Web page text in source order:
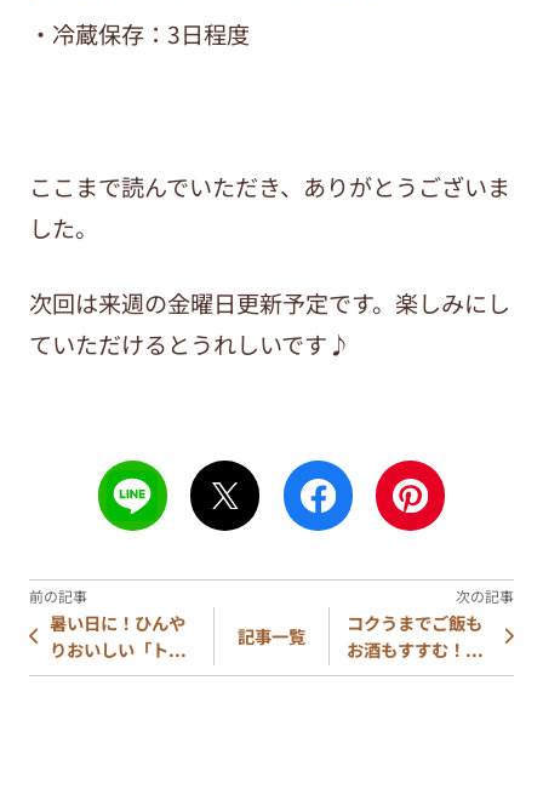
・冷蔵保存：3日程度
ここまで読んでいただき、ありがとうございま
した。
次回は来週の金曜日更新予定です。楽しみにし
ていただけるとうれしいです♪
暑い日に！ひんや
りおいしい「ト...
記事一覧
コクうまでご飯も
お酒もすすむ！...